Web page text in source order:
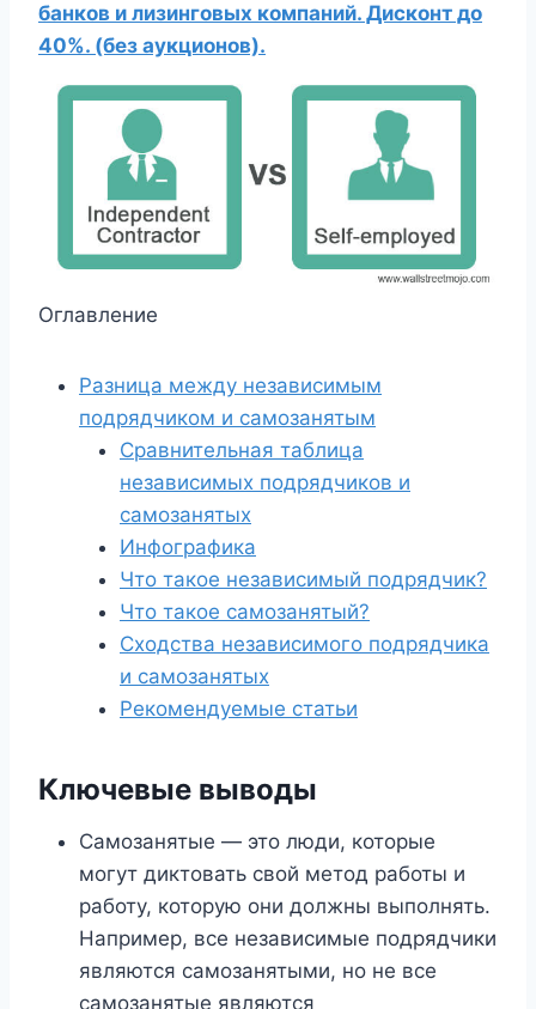
банков и лизинговых компаний. Дисконт до
40%. (без аукционов).
Оглавление
Разница между независимым
подрядчиком и самозанятым
Сравнительная таблица
независимых подрядчиков и
самозанятых
Инфографика
Что такое независимый подрядчик?
Что такое самозанятый?
Сходства независимого подрядчика
и самозанятых
Рекомендуемые статьи
Ключевые выводы
Самозанятые — это люди, которые
могут диктовать свой метод работы и
работу, которую они должны выполнять.
Например, все независимые подрядчики
являются самозанятыми, но не все
самозанятые являются